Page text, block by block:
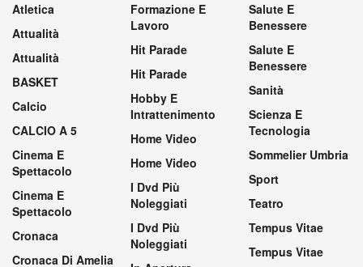
Atletica
Attualità
Attualità
BASKET
Calcio
CALCIO A 5
Cinema E
Spettacolo
Cinema E
Spettacolo
Cronaca
Cronaca Di Amelia
Formazione E
Lavoro
Hit Parade
Hit Parade
Hobby E
Intrattenimento
Home Video
Home Video
I Dvd Più
Noleggiati
I Dvd Più
Noleggiati
Salute E
Benessere
Salute E
Benessere
Sanità
Scienza E
Tecnologia
Sommelier Umbria
Sport
Teatro
Tempus Vitae
Tempus Vitae